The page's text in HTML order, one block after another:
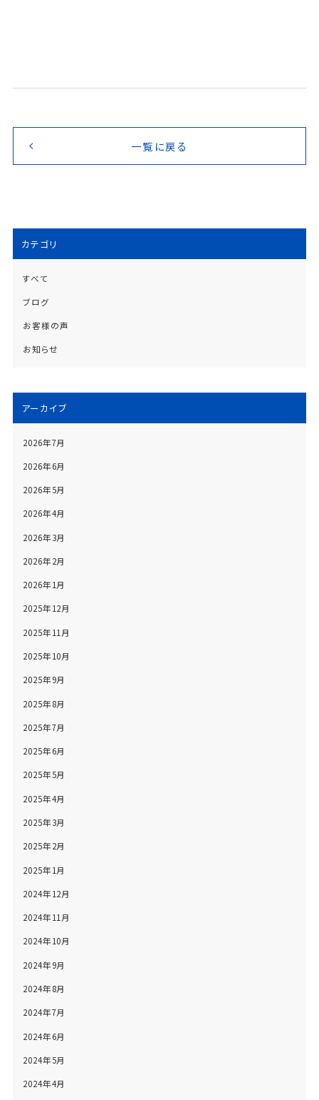
一覧に戻る
カテゴリ
すべて
ブログ
お客様の声
お知らせ
アーカイブ
2026年7月
2026年6月
2026年5月
2026年4月
2026年3月
2026年2月
2026年1月
2025年12月
2025年11月
2025年10月
2025年9月
2025年8月
2025年7月
2025年6月
2025年5月
2025年4月
2025年3月
2025年2月
2025年1月
2024年12月
2024年11月
2024年10月
2024年9月
2024年8月
2024年7月
2024年6月
2024年5月
2024年4月